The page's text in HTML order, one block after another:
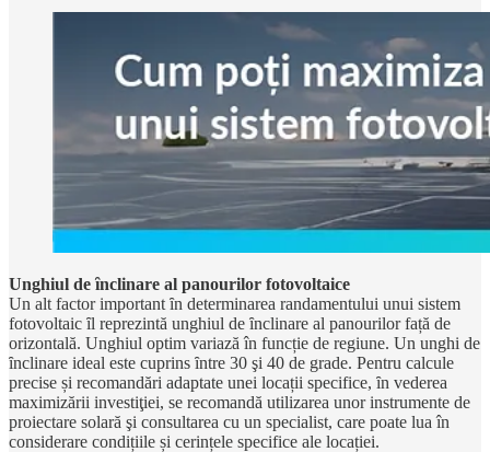
Unghiul de ȋnclinare al panourilor fotovoltaice
Un alt factor important ȋn determinarea randamentului unui sistem
fotovoltaic ȋl reprezintă unghiul de ȋnclinare al panourilor față de
orizontală. Unghiul optim variază în funcție de regiune. Un unghi de
ȋnclinare ideal este cuprins ȋntre 30 şi 40 de grade. Pentru calcule
precise și recomandări adaptate unei locații specifice, ȋn vederea
maximizării investiţiei, se recomandă utilizarea unor instrumente de
proiectare solară şi consultarea cu un specialist, care poate lua în
considerare condițiile și cerințele specifice ale locației.